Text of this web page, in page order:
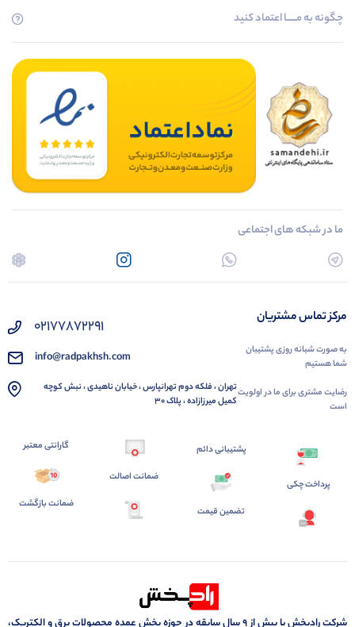
چگونه به مــــــا اعتماد کنید
ما در شبکه های اجتماعی
مرکز تماس مشتریان
به صورت شبانه روزی پشتیبان
شما هستیم
رضایت مشتری برای ما در اولویت
است
02177872291
info@radpakhsh.com
تهران ، فلکه دوم تهرانپارس ، خیابان ناهیدی ، نبش کوچه
کمیل میرزازاده ، پلاک 30
پرداخت چکی
پشتیبانی دائم
تضمین قیمت
ضمانت اصالت
گارانتی معتبر
ضمانت بازگشت
شرکت رادپخش با بیش از ۹ سال سابقه در حوزه پخش عمده محصولات برق و الکتریک،